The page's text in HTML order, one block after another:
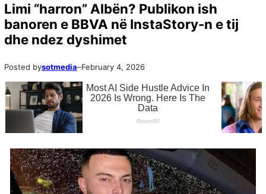
Limi “harron” Albën? Publikon ish
banoren e BBVA në InstaStory-n e tij
dhe ndez dyshimet
Posted bysotmedia–February 4, 2026